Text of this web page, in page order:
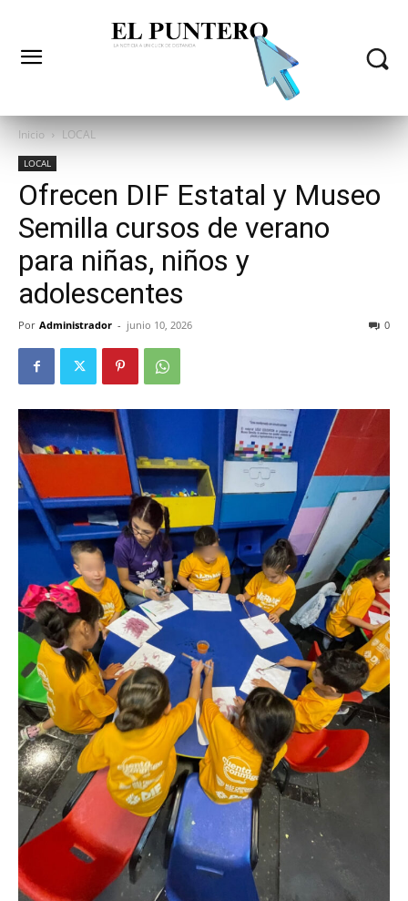
Inicio LOCAL
LOCAL
Ofrecen DIF Estatal y Museo
Semilla cursos de verano
para niñas, niños y
adolescentes
Por Administrador - junio 10, 2026 0